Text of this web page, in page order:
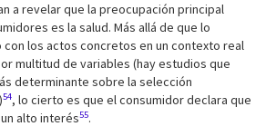
a revelar que la preocupación principal
es la salud. Más allá de que lo
con los actos concretos en un contexto real
multitud de variables (hay estudios que
determinante sobre la selección
54, lo cierto es que el consumidor declara que
alto interés55.